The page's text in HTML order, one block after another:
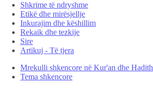
Shkrime të ndryshme
Etikë dhe mirësjellje
Inkurajim dhe këshillim
Rekaik dhe tezkije
Sire
Artikuj - Të tjera
Mrekulli shkencore në Kur'an dhe Hadith
Tema shkencore